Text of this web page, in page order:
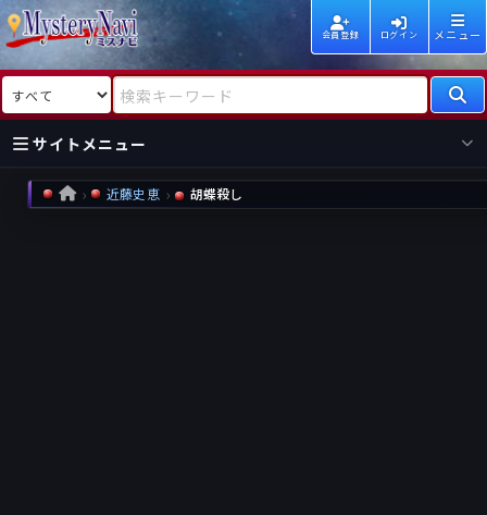
会員登録 ログイン メニュー
検索対象 検索キーワード
サイトメニュー
国内
海外
HOME 近藤史恵 胡蝶殺し